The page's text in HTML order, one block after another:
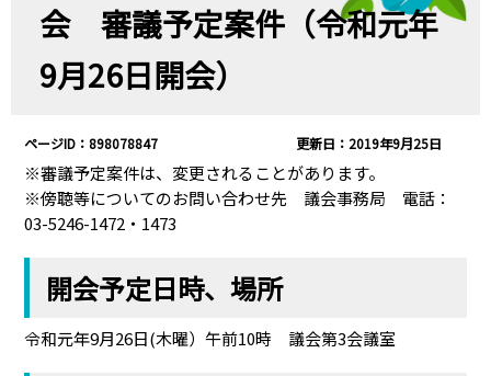
会 審議予定案件（令和元年
9月26日開会）
ページID：898078847 更新日：2019年9月25日
※審議予定案件は、変更されることがあります。
※傍聴等についてのお問い合わせ先 議会事務局 電話：
03-5246-1472・1473
開会予定日時、場所
令和元年9月26日(木曜）午前10時 議会第3会議室